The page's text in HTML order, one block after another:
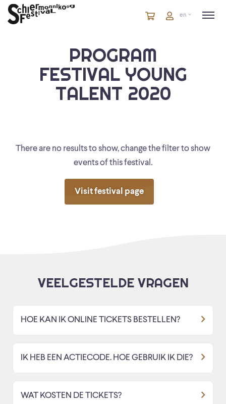
CartitemsCarten
PROGRAM
FESTIVAL YOUNG
TALENT 2020
There are no results to show, change the filter to show
events of this festival.
Visit festival page
VEELGESTELDE VRAGEN
HOE KAN IK ONLINE TICKETS BESTELLEN?
IK HEB EEN ACTIECODE. HOE GEBRUIK IK DIE?
WAT KOSTEN DE TICKETS?